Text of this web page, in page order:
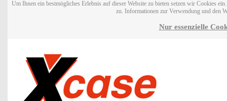
Um Ihnen ein bestmögliches Erlebnis auf dieser Website zu bieten setzen wir Cookies
zu. Informationen zur Verwendung und den
Nur essenzielle